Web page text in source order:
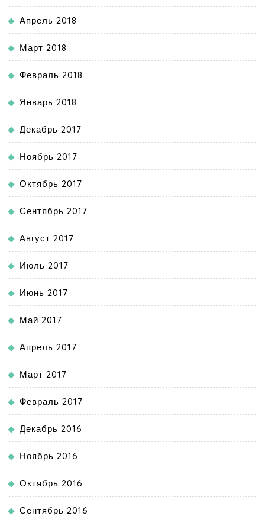
Апрель 2018
Март 2018
Февраль 2018
Январь 2018
Декабрь 2017
Ноябрь 2017
Октябрь 2017
Сентябрь 2017
Август 2017
Июль 2017
Июнь 2017
Май 2017
Апрель 2017
Март 2017
Февраль 2017
Декабрь 2016
Ноябрь 2016
Октябрь 2016
Сентябрь 2016